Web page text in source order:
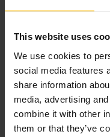
This website uses
We use cookies to
social media features
share information
media, advertising
combine it with other
them or that they’ve
الصورة / VenueScanner
“ومساء مريح مع
طعام وشراب ممتع